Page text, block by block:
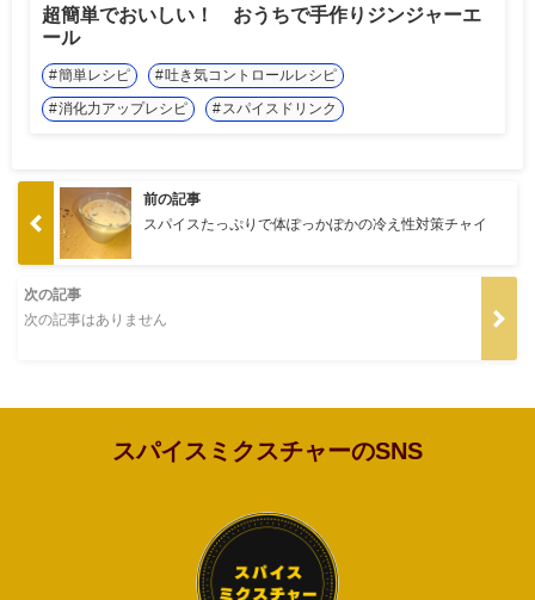
超簡単でおいしい！ おうちで手作りジンジャーエ
ール
簡単レシピ
吐き気コントロールレシピ
消化力アップレシピ
スパイスドリンク
前の記事
スパイスたっぷりで体ぽっかぽかの冷え性対策チャイ
次の記事
次の記事はありません
スパイスミクスチャーのSNS